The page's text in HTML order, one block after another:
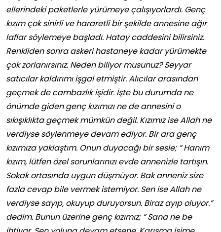
ellerindeki paketlerle yürümeye çalışıyorlardı. Genç
kızım çok sinirli ve hararetli bir şekilde annesine ağır
laflar söylemeye başladı. Hatay caddesini bilirsiniz.
Renkliden sonra askeri hastaneye kadar yürümekte
çok zorlanırsınız. Neden biliyor musunuz? Seyyar
satıcılar kaldırımı işgal etmiştir. Alıcılar arasından
geçmek de cambazlık işidir. İşte bu durumda ne
önümde giden genç kızımızı ne de annesini o
sıkışıklıkta geçmek mümkün değil. Kızımız ise Allah ne
verdiyse söylenmeye devam ediyor. Bir ara genç
kızımıza yaklaştım. Onun duyacağı bir sesle; “ Hanım
kızım, lütfen özel sorunlarınızı evde annenizle tartışın.
Sokak ortasında uygun düşmüyor. Bak anneniz size
fazla cevap bile vermek istemiyor. Sen ise Allah ne
verdiyse sayıp, okuyup duruyorsun. Biraz ayıp oluyor.”
dedim. Bunun üzerine genç kızımız; “ Sana ne be